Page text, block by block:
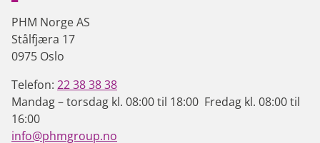
PHM Norge AS
Stålfjæra 17
0975 Oslo
Telefon: 22 38 38 38
Mandag – torsdag kl. 08:00 til 18:00 Fredag kl. 08:00 til
16:00
info@phmgroup.no